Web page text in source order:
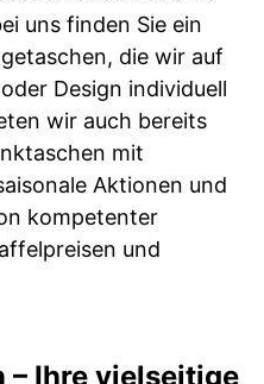
uns finden Sie ein
die wir auf
Design individuell
wir auch bereits
mit
Aktionen und
kompetenter
und
– Ihre vielseitige